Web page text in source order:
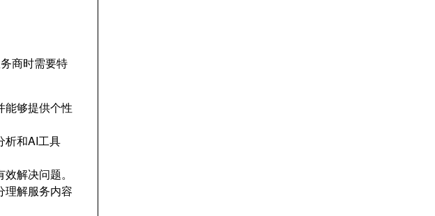
商时需要特
能够提供个性
析和AI工具
解决问题。
理解服务内容